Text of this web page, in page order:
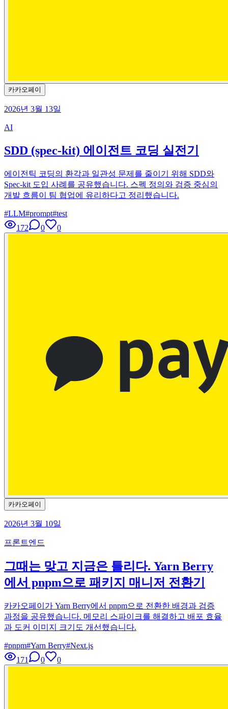
카카오페이
2026년 3월 13일
AI
SDD (spec-kit) 에이전트 코딩 실전기
에이전틱 코딩의 환각과 일관성 문제를 줄이기 위해 SDD와
Spec-kit 도입 사례를 공유했습니다. 스펙 정의와 검증 중심의
개발 흐름이 팀 협업에 유리하다고 정리했습니다.
#LLM#prompt#test
172
0 0
카카오페이
2026년 3월 10일
프론트엔드
그때는 맞고 지금은 틀리다. Yarn Berry
에서 pnpm으로 패키지 매니저 전환기
카카오페이가 Yarn Berry에서 pnpm으로 전환한 배경과 검증
과정을 공유했습니다. 메모리 스파이크를 해결하고 배포 효율
과 도커 이미지 크기도 개선했습니다.
#pnpm#Yarn Berry#Next.js
171
0 0